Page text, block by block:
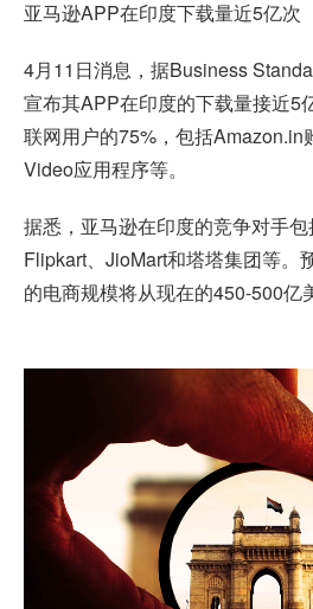
亚马逊APP在印度下载量近5亿次
4月11日消息，据Business
宣布其APP在印度的下载量接近5
联网用户的75%，包括Amazon.in
Video应用程序等。
据悉，亚马逊在印度的竞争对手
Flipkart、JioMart和塔塔集团等。
的电商规模将从现在的450-500亿